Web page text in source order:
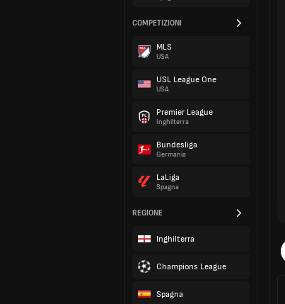
COMPETIZIONI
MLS
USA
USL League One
USA
Premier League
Inghilterra
Bundesliga
Germania
LaLiga
Spagna
REGIONE
Inghilterra
Champions League
Spagna